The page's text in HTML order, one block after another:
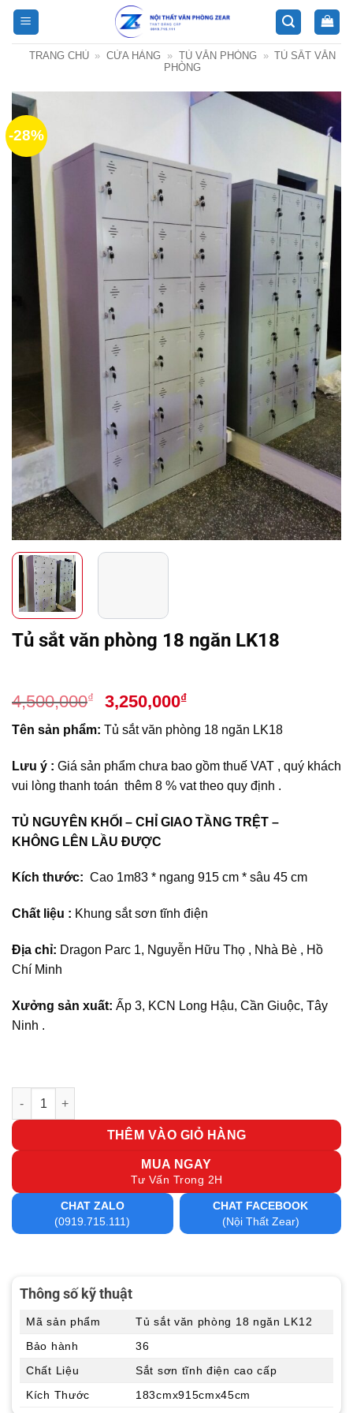
Bỏ
qua
nội
TRANG CHỦ » CỬA HÀNG » TỦ VĂN PHÒNG » TỦ SẮT VĂN
PHÒNG
-28%
Tủ sắt văn phòng 18 ngăn LK18
4,500,000₫
Giá
gốc
là:
4,500,000₫.
3,250,000₫Giá
tại
là:
3,250,000₫.
Tên sản phẩm: Tủ sắt văn phòng 18 ngăn LK18
Lưu ý : Giá sản phẩm chưa bao gồm thuế VAT , quý khách
vui lòng thanh toán thêm 8 % vat theo quy định .
TỦ NGUYÊN KHỐI – CHỈ GIAO TẦNG TRỆT –
KHÔNG LÊN LẦU ĐƯỢC
Kích thước: Cao 1m83 * ngang 915 cm * sâu 45 cm
Chất liệu : Khung sắt sơn tĩnh điện
Địa chỉ: Dragon Parc 1, Nguyễn Hữu Thọ , Nhà Bè , Hồ
Chí Minh
Xưởng sản xuất: Ấp 3, KCN Long Hậu, Cần Giuộc, Tây
Ninh .
Tủ sắt văn phòng 18 ngăn LK18 số lượng
THÊM VÀO GIỎ HÀNG
MUA NGAY
Tư Vấn Trong 2H
CHAT ZALO
(0919.715.111)
CHAT FACEBOOK
(Nội Thất Zear)
Thông số kỹ thuật
Mã sản phẩm
Tủ sắt văn phòng 18 ngăn LK12
Bảo hành
36
Chất Liệu
Sắt sơn tĩnh điện cao cấp
Kích Thước
183cmx915cmx45cm